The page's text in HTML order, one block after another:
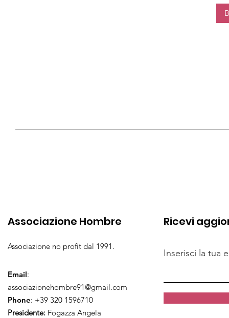
Associazione Hombre
Associazione no profit dal 1991.
Email:
associazionehombre91@gmail.com
Phone: +39 320 1596710
Presidente: Fogazza Angela
Ricevi
Inserisci la tua